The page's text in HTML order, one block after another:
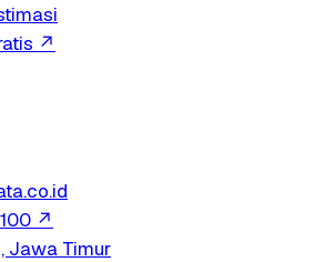
↗
↗
Jawa Timur